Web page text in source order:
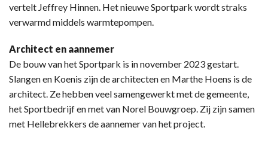
vertelt Jeffrey Hinnen. Het nieuwe Sportpark wordt straks
verwarmd middels warmtepompen.
Architect en aannemer
De bouw van het Sportpark is in november 2023 gestart.
Slangen en Koenis zijn de architecten en Marthe Hoens is de
architect. Ze hebben veel samengewerkt met de gemeente,
het Sportbedrijf en met van Norel Bouwgroep. Zij zijn samen
met Hellebrekkers de aannemer van het project.